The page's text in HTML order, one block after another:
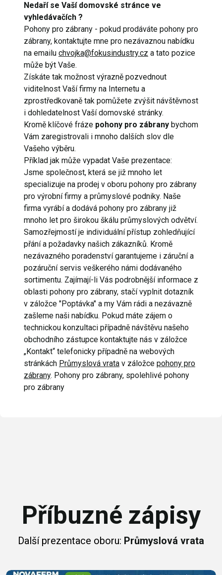
Nedaří se Vaší domovské stránce ve
vyhledávačích ?
Pohony pro zábrany - pokud prodáváte pohony pro
zábrany, kontaktujte mne pro nezávaznou nabídku
na emailu chvojka@fokusindustry.cz a tato pozice
může být Vaše.
Získáte tak možnost výrazně pozvednout
viditelnost Vaší firmy na Internetu a
zprostředkovaně tak pomůžete zvýšit návštěvnost
i dohledatelnost Vaší domovské stránky.
Kromě klíčové fráze pohony pro zábrany bychom
Vám zaregistrovali i mnoho dalších slov dle
Vašeho výběru.
Příklad jak může vypadat Vaše prezentace:
Jsme společnost, která se již mnoho let
specializuje na prodej v oboru pohony pro zábrany
pro výrobní firmy a průmyslové podniky. Naše
firma vyrábí a dodává pohony pro zábrany již
mnoho let pro širokou škálu průmyslových odvětví.
Samozřejmostí je individuální přístup zohledňující
přání a požadavky našich zákazníků. Kromě
nezávazného poradenství garantujeme i záruční a
pozáruční servis veškerého námi dodávaného
sortimentu. Zajímají-li Vás podrobnější informace z
oblasti pohony pro zábrany, stačí vyplnit dotazník
v záložce "Poptávka" a my Vám rádi a nezávazně
zašleme naši nabídku. Pokud máte zájem o
technickou konzultaci případně návštěvu našeho
obchodního zástupce kontaktujte nás v záložce
„Kontakt“ telefonicky případně na webových
stránkách Průmyslová vrata v záložce pohony pro
zábrany. Pohony pro zábrany, spolehlivé pohony
pro zábrany
Příbuzné zápisy
Další prezentace oboru: Průmyslová vrata